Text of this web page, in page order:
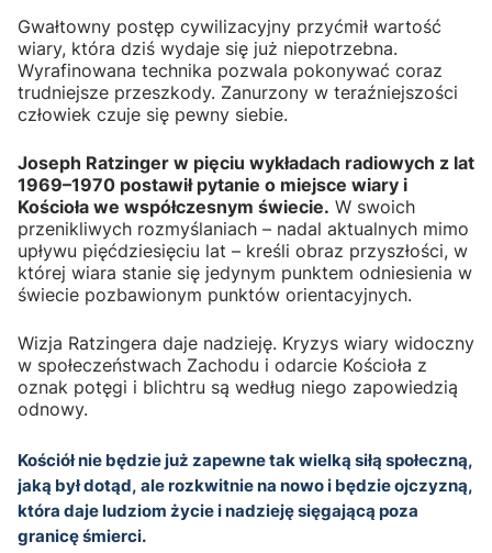
Gwałtowny postęp cywilizacyjny przyćmił wartość
wiary, która dziś wydaje się już niepotrzebna.
Wyrafinowana technika pozwala pokonywać coraz
trudniejsze przeszkody. Zanurzony w teraźniejszości
człowiek czuje się pewny siebie.
Joseph Ratzinger w pięciu wykładach radiowych z lat
1969–1970 postawił pytanie o miejsce wiary i
Kościoła we współczesnym świecie. W swoich
przenikliwych rozmyślaniach – nadal aktualnych mimo
upływu pięćdziesięciu lat – kreśli obraz przyszłości, w
której wiara stanie się jedynym punktem odniesienia w
świecie pozbawionym punktów orientacyjnych.
Wizja Ratzingera daje nadzieję. Kryzys wiary widoczny
w społeczeństwach Zachodu i odarcie Kościoła z
oznak potęgi i blichtru są według niego zapowiedzią
odnowy.
Kościół nie będzie już zapewne tak wielką siłą społeczną,
jaką był dotąd, ale rozkwitnie na nowo i będzie ojczyzną,
która daje ludziom życie i nadzieję sięgającą poza
granicę śmierci.